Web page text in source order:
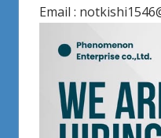
Email :